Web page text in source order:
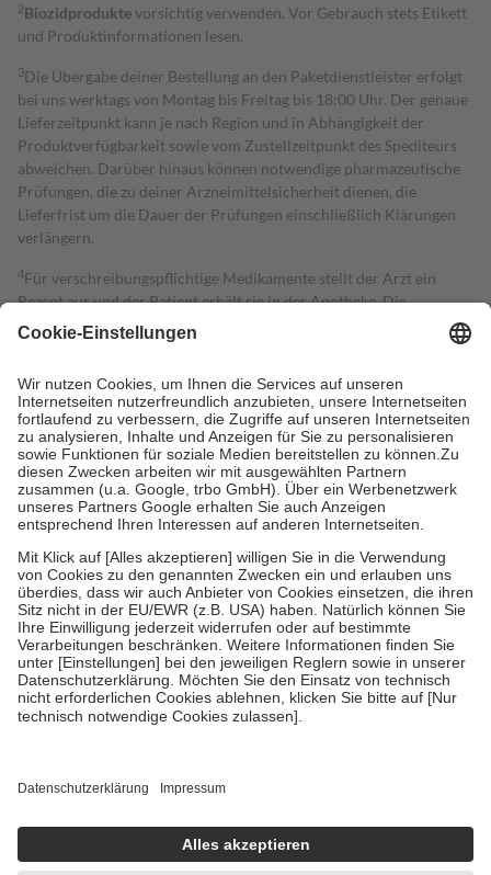
2Biozidproduktevorsichtig verwenden. Vor Gebrauch stets Etikett
und Produktinformationen lesen.
3Die Übergabe deiner Bestellung an den Paketdienstleister erfolgt
bei uns werktags von Montag bis Freitag bis 18:00 Uhr. Der genaue
Lieferzeitpunkt kann je nach Region und in Abhängigkeit der
Produktverfügbarkeit sowie vom Zustellzeitpunkt des Spediteurs
abweichen. Darüber hinaus können notwendige pharmazeutische
Prüfungen, die zu deiner Arzneimittelsicherheit dienen, die
Lieferfrist um die Dauer der Prüfungen einschließlich Klärungen
verlängern.
4Für verschreibungspflichtige Medikamente stellt der Arzt ein
Rezept aus und der Patient erhält sie in der Apotheke. Die
gesetzliche Krankenversicherung übernimmt in der Regel die
Kosten dafür, der Versicherte trägt einen Teil davon als Zuzahlung
Grundsätzlich leisten Mitglieder Zuzahlungen in Höhe von zehn
Prozent des Abgabepreises,mindestens jedochfünf Euround
höchstens zehn Euro.Es sind jedoch nie mehr als die tatsächlichen
Kosten der Leistung zu entrichten.
Diese Regeln gelten grundsätzlich auch für Online-Apotheken.
Bei Heilmitteln und häuslicher Krankenpflege beträgt die
Zuzahlung zehn Prozent der Kosten sowie zehn Euro je
Verordnung.
Um das Engagement der Versicherten für ihre eigene Gesundheit zu
stärken und die besondere Stellung der Familie zu unterstützen,
fallenkeine Zuzahlungenan bei:
• Kindern und Jugendlichen bis zum vollendeten 18. Lebensjahr
mit Ausnahme der Fahrkosten
• Untersuchungen zur Vorsorge und Früherkennung, die von der
GKV getragen werden
Einholung von Bewertungen. Trusted Shops hat Maßnahmen
getroffen, um sicherzustellen, dass es sich um echte Bewertungen
handelt. Mehr Informationen findest du hier: